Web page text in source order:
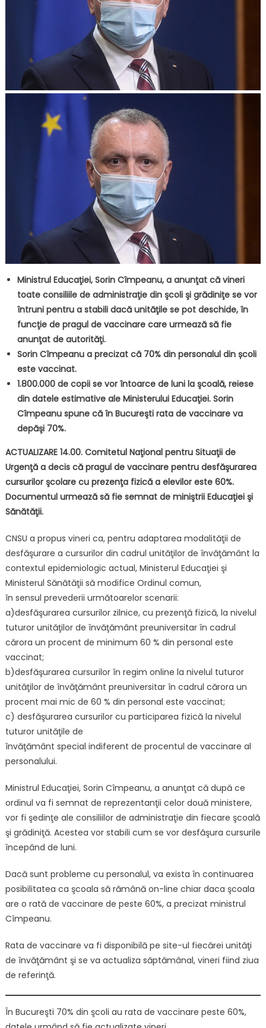
Ministrul Educaţiei, Sorin Cîmpeanu, a anunţat că vineri
toate consiliile de administraţie din şcoli şi grădiniţe se vor
întruni pentru a stabili dacă unităţile se pot deschide, în
funcţie de pragul de vaccinare care urmează să fie
anunţat de autorităţi.
Sorin Cîmpeanu a precizat că 70% din personalul din școli
este vaccinat.
1.800.000 de copii se vor întoarce de luni la şcoală, reiese
din datele estimative ale Ministerului Educaţiei. Sorin
Cîmpeanu spune că în Bucureşti rata de vaccinare va
depăşi 70%.
ACTUALIZARE 14.00. Comitetul Naţional pentru Situaţii de
Urgenţă a decis că pragul de vaccinare pentru desfăşurarea
cursurilor şcolare cu prezenţa fizică a elevilor este 60%.
Documentul urmează să fie semnat de miniştrii Educaţiei şi
Sănătăţii.
CNSU a propus vineri ca, pentru adaptarea modalităţii de
desfăşurare a cursurilor din cadrul unităţilor de învăţământ la
contextul epidemiologic actual, Ministerul Educaţiei şi
Ministerul Sănătăţii să modifice Ordinul comun,
în sensul prevederii următoarelor scenarii:
a)desfăşurarea cursurilor zilnice, cu prezenţă fizică, la nivelul
tuturor unităţilor de învăţământ preuniversitar în cadrul
cărora un procent de minimum 60 % din personal este
vaccinat;
b)desfăşurarea cursurilor în regim online la nivelul tuturor
unităţilor de învăţământ preuniversitar în cadrul cărora un
procent mai mic de 60 % din personal este vaccinat;
c) desfăşurarea cursurilor cu participarea fizică la nivelul
tuturor unităţile de
învăţământ special indiferent de procentul de vaccinare al
personalului.
Ministrul Educaţiei, Sorin Cîmpeanu, a anunţat că după ce
ordinul va fi semnat de reprezentanţii celor două ministere,
vor fi şedinţe ale consiliilor de administraţie din fiecare şcoală
şi grădiniţă. Acestea vor stabili cum se vor desfăşura cursurile
începând de luni.
Dacă sunt probleme cu personalul, va exista în continuarea
posibilitatea ca şcoala să rămână on-line chiar daca şcoala
are o rată de vaccinare de peste 60%, a precizat ministrul
Cîmpeanu.
Rata de vaccinare va fi disponibilă pe site-ul fiecărei unităţi
de învăţământ şi se va actualiza săptămânal, vineri fiind ziua
de referinţă.
În Bucureşti 70% din şcoli au rata de vaccinare peste 60%,